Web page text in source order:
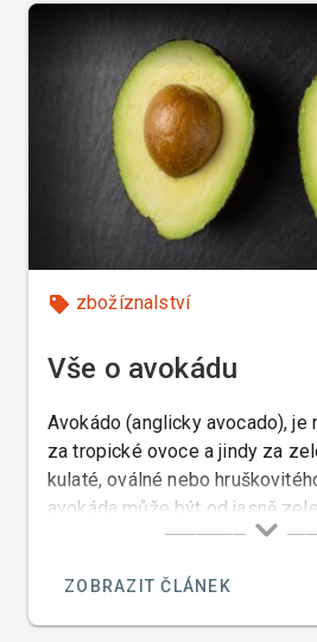
zbožíznalství
Vše o avokádu
Avokádo (anglicky avocado), je
za tropické ovoce a jindy za
kulaté, oválné nebo
avokáda může být od jasně
po tmavě rudou až černou.
ZOBRAZIT ČLÁNEK